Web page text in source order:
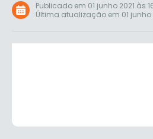
Publicado em 01 junho 2021 às
Última atualização em 01 junho